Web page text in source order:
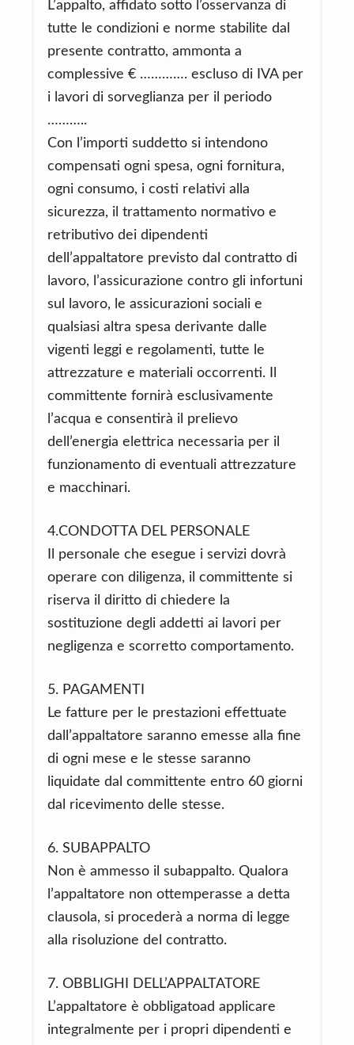
L’appalto, affidato sotto l’osservanza di
tutte le condizioni e norme stabilite dal
presente contratto, ammonta a
complessive € …………. escluso di IVA per
i lavori di sorveglianza per il periodo
………..
Con l’importi suddetto si intendono
compensati ogni spesa, ogni fornitura,
ogni consumo, i costi relativi alla
sicurezza, il trattamento normativo e
retributivo dei dipendenti
dell’appaltatore previsto dal contratto di
lavoro, l’assicurazione contro gli infortuni
sul lavoro, le assicurazioni sociali e
qualsiasi altra spesa derivante dalle
vigenti leggi e regolamenti, tutte le
attrezzature e materiali occorrenti. Il
committente fornirà esclusivamente
l’acqua e consentirà il prelievo
dell’energia elettrica necessaria per il
funzionamento di eventuali attrezzature
e macchinari.
4.CONDOTTA DEL PERSONALE
Il personale che esegue i servizi dovrà
operare con diligenza, il committente si
riserva il diritto di chiedere la
sostituzione degli addetti ai lavori per
negligenza e scorretto comportamento.
5. PAGAMENTI
Le fatture per le prestazioni effettuate
dall’appaltatore saranno emesse alla fine
di ogni mese e le stesse saranno
liquidate dal committente entro 60 giorni
dal ricevimento delle stesse.
6. SUBAPPALTO
Non è ammesso il subappalto. Qualora
l’appaltatore non ottemperasse a detta
clausola, si procederà a norma di legge
alla risoluzione del contratto.
7. OBBLIGHI DELL’APPALTATORE
L’appaltatore è obbligatoad applicare
integralmente per i propri dipendenti e